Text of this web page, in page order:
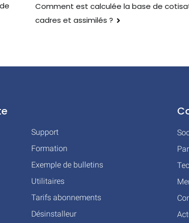
Comment est calculée la base de
cadres et assimilés ?
Support
Formation
Exemple de bulletins
Utilitaires
Tarifs abonnements
Désinstalleur